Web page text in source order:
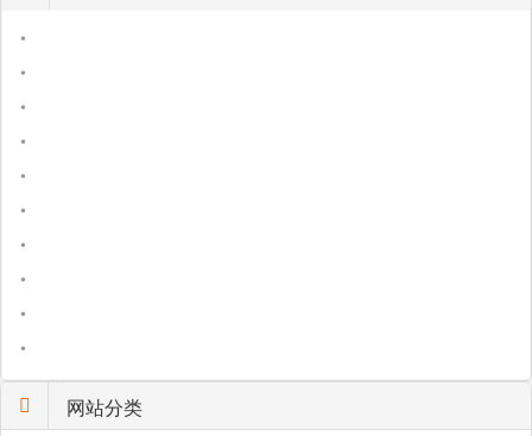
•
•
•
•
•
•
•
•
•
•
网站分类